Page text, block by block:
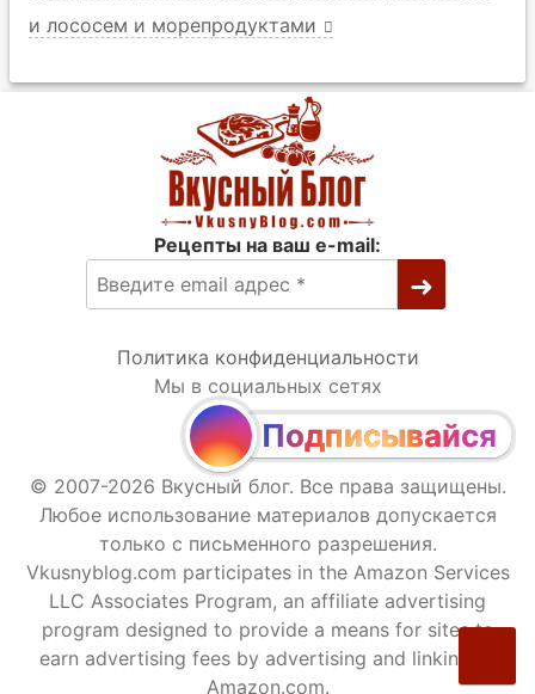
и лососем и морепродуктами
Рецепты на ваш e-mail:
Политика конфиденциальности
Мы в социальных сетях
Подписывайся
© 2007-2026 Вкусный блог. Все права защищены.
Любое использование материалов допускается
только с письменного разрешения.
Vkusnyblog.com participates in the Amazon Services
LLC Associates Program, an affiliate advertising
program designed to provide a means for sites to
earn advertising fees by advertising and linking to
Amazon.com.